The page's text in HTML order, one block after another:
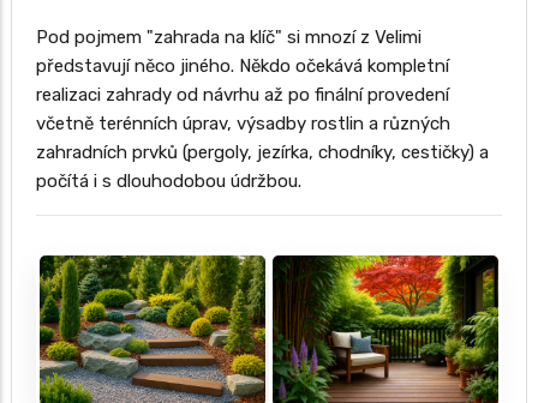
Pod pojmem "zahrada na klíč" si mnozí z Velimi
představují něco jiného. Někdo očekává kompletní
realizaci zahrady od návrhu až po finální provedení
včetně terénních úprav, výsadby rostlin a různých
zahradních prvků (pergoly, jezírka, chodníky, cestičky) a
počítá i s dlouhodobou údržbou.